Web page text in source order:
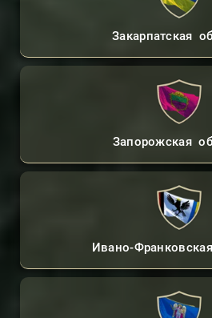
Закарпатская
Запорожская
Ивано-